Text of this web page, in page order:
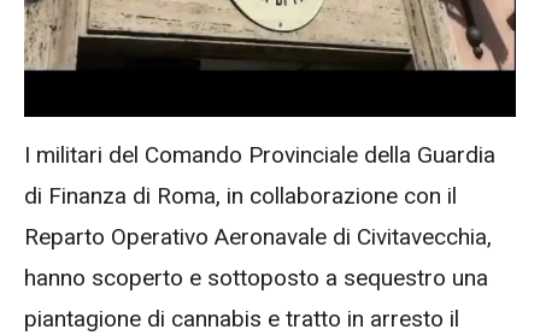
I militari del Comando Provinciale della Guardia
di Finanza di Roma, in collaborazione con il
Reparto Operativo Aeronavale di Civitavecchia,
hanno scoperto e sottoposto a sequestro una
piantagione di cannabis e tratto in arresto il